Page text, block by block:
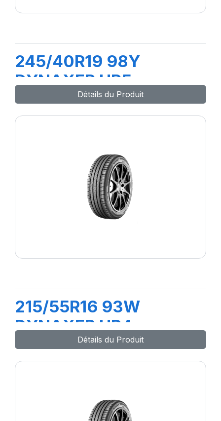
245/40R19 98Y
DYNAXER HP5
Détails du Produit
215/55R16 93W
DYNAXER HP4
Détails du Produit